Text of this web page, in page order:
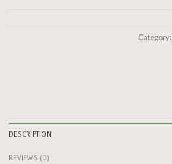
Category:
DESCRIPTION
REVIEWS (0)